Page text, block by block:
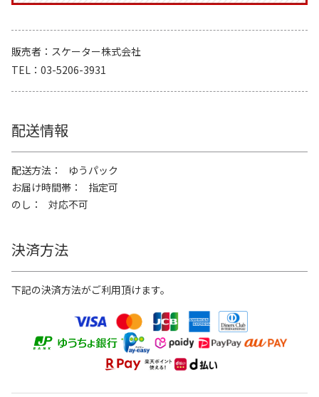
販売者
スケーター株式会社
TEL
03-5206-3931
配送情報
配送方法
ゆうパック
お届け時間帯
指定可
のし
対応不可
決済方法
下記の決済方法がご利用頂けます。